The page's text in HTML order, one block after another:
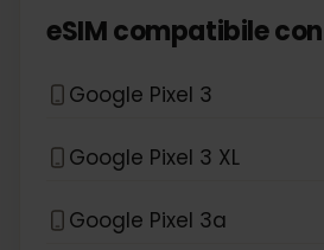
eSIM compatibile con
Google Pixel 3
Google Pixel 3 XL
Google Pixel 3a